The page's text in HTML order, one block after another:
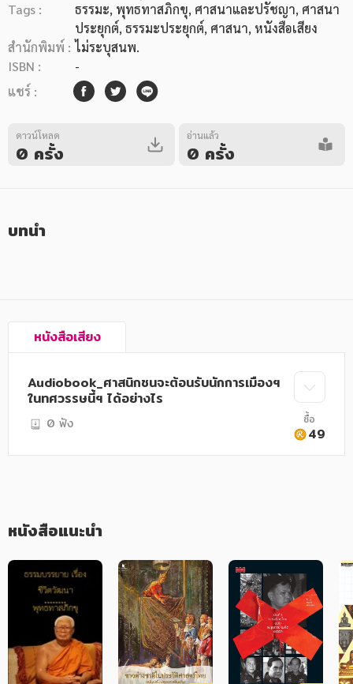
หมวดหมู่หนังสือ
ศาสนา และปรัชญา
กฎหมาย สัญญา ภาษี
การเกษตร ชีววิทยา
การเรียน การศึกษา
เทคโนโลยี การสื่อสาร วิทยาศาสตร์
ภาษาศาสตร์
Tags :
ธรรมะ, พุทธทาสภิกขุ, ศาสนาและปรัชญา, ศาสนา
ประยุกต์, ธรรมะประยุกต์, ศาสนา, หนังสือเสียง
สำนักพิมพ์ : ไม่ระบุสนพ.
ISBN :
-
แชร์ :
ดาวน์โหลด
0 ครั้ง
อ่านแล้ว
0 ครั้ง
บทนำ
หนังสือเสียง
Audiobook_ศาสนิกชนจะต้อนรับนักการเมืองฯ
ในทศวรรษนี้ฯ ได้อย่างไร
0 ฟัง ซื้อ
49
หนังสือแนะนำ